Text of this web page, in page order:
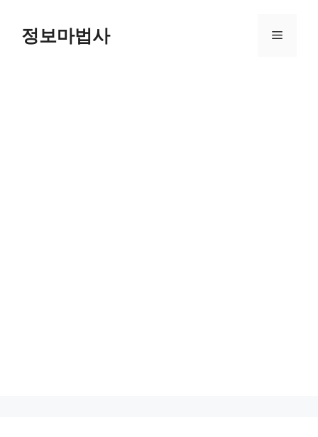
정보마법사 메